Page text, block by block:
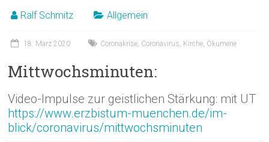
Ralf Schmitz Allgemein
18. März 2020 Coronakrise Coronavirus Kirche Ökumene
Mittwochsminuten:
Video-Impulse zur geistlichen Stärkung: mit UT
https://www.erzbistum-muenchen.de/im-
blick/coronavirus/mittwochsminuten